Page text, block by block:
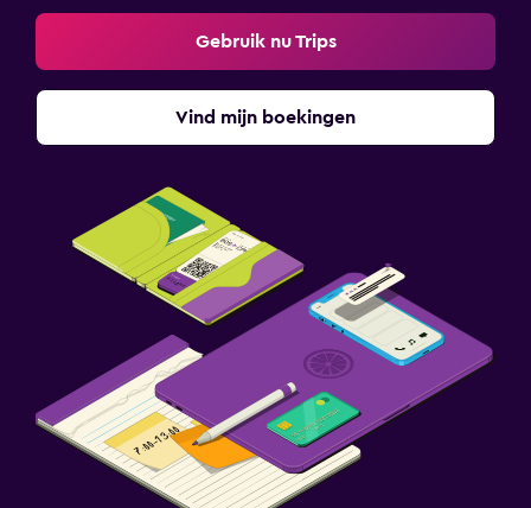
Gebruik nu Trips
Vind mijn boekingen